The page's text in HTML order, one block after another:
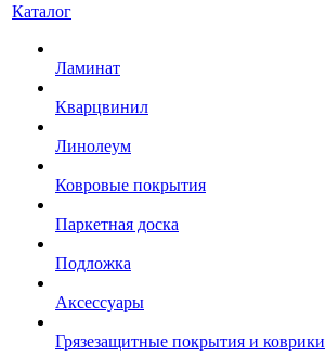
Каталог
Ламинат
Кварцвинил
Линолеум
Ковровые покрытия
Паркетная доска
Подложка
Аксессуары
Грязезащитные покрытия и коврики